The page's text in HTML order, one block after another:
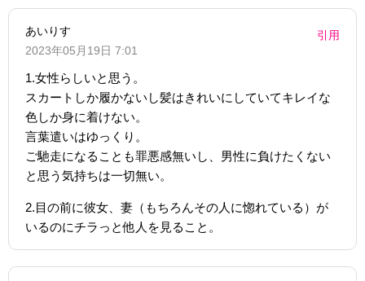
あいりす
2023年05月19日 7:01
引用
1.女性らしいと思う。
スカートしか履かないし髪はきれいにしていてキレイな
色しか身に着けない。
言葉遣いはゆっくり。
ご馳走になることも罪悪感無いし、男性に負けたくない
と思う気持ちは一切無い。
2.目の前に彼女、妻（もちろんその人に惚れている）が
いるのにチラっと他人を見ること。